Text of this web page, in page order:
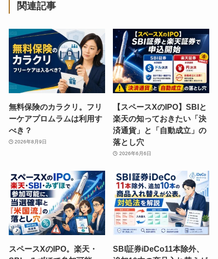
関連記事
無料保険のカラクリ。フリ
ーケアプロムラムは利用す
べき？
2026年8月9日
【スペースXのIPO】SBIと
楽天の知っておきたい「決
済通貨」と「自動成立」の
落とし穴
2026年6月6日
スペースXのIPO。楽天・
SBI証券iDeCo11本除外、